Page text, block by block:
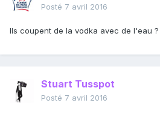
Posté 7 avril 2016
Ils coupent de la vodka avec de l'eau ?
Stuart Tusspot
Posté 7 avril 2016